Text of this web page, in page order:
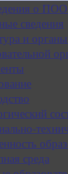
о
сведения
и
среда